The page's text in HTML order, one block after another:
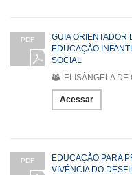
PDF
GUIA ORIENTADOR
EDUCAÇÃO
SOCIAL
ELISÂNGELA DE
Acessar
PDF
EDUCAÇÃO PARA
VIVÊNCIA DO